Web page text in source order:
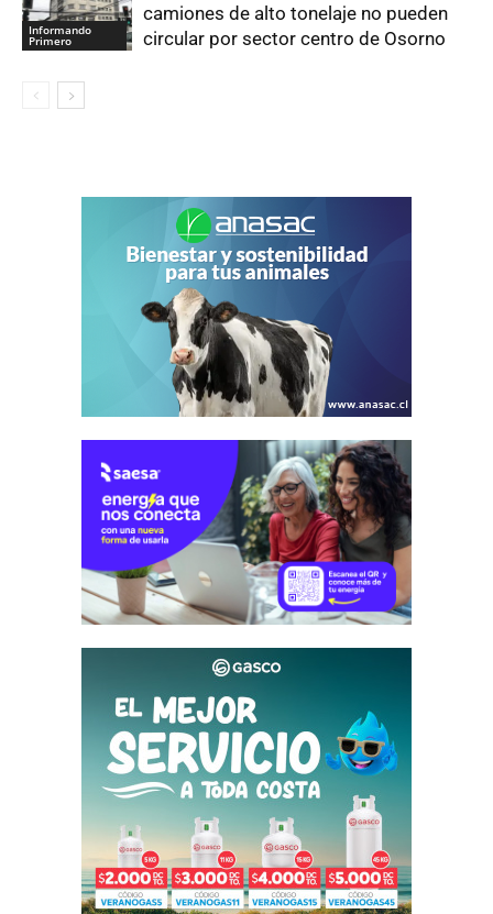
Informando
Primero
camiones de alto tonelaje no pueden
circular por sector centro de Osorno